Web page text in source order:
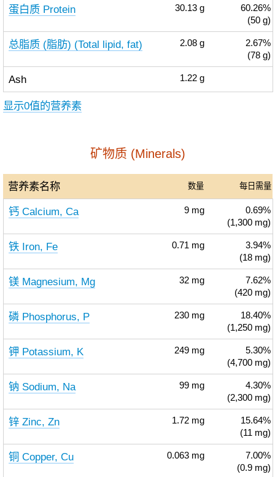
蛋白质 Protein 30.13 g
60.26%
(50 g)
总脂质 (脂肪) (Total lipid, fat) 2.08 g
2.67%
(78 g)
Ash 1.22 g
显示0值的营养素
矿物质 (Minerals)
营养素名称 数量 每日需量
钙 Calcium, Ca 9 mg
0.69%
(1,300 mg)
铁 Iron, Fe 0.71 mg
3.94%
(18 mg)
镁 Magnesium, Mg 32 mg
7.62%
(420 mg)
磷 Phosphorus, P 230 mg
18.40%
(1,250 mg)
钾 Potassium, K 249 mg
5.30%
(4,700 mg)
钠 Sodium, Na 99 mg
4.30%
(2,300 mg)
锌 Zinc, Zn 1.72 mg
15.64%
(11 mg)
铜 Copper, Cu 0.063 mg
7.00%
(0.9 mg)